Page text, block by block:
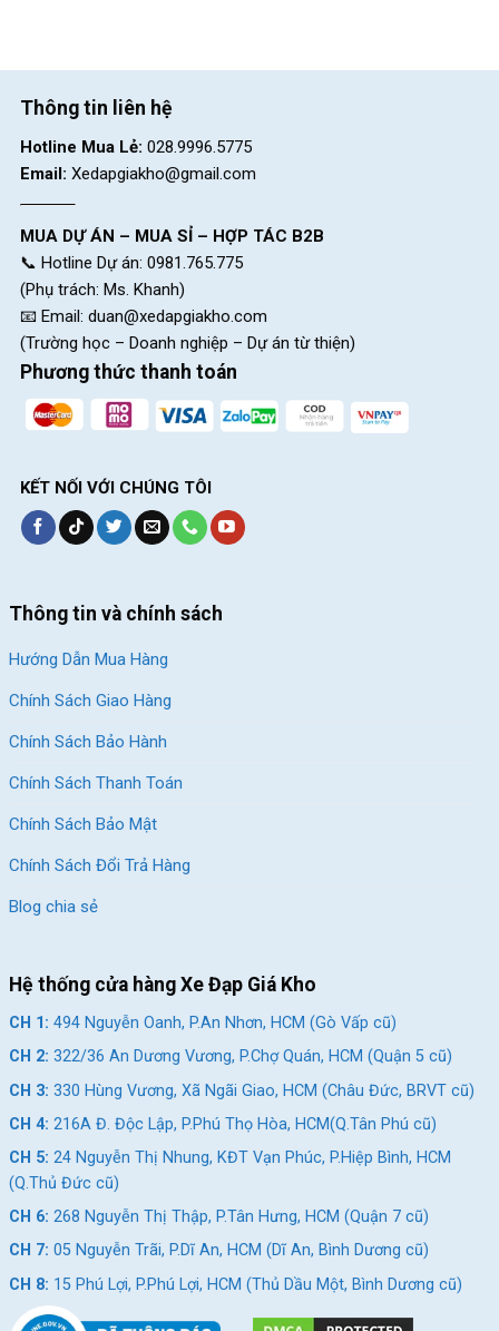
Sên xe/Chain
HỆ THỐNG BÁNH
Căm/Spokes
Lốp xe/Tires Innova IA-2094, 12×2.25″
Bánh xe phụ
KÍCH THƯỚC
Tải trọng
Animator F/W 12 2022 – QT
nhập khẩu chính hãng với giá thành tốt nhất đến với khách
hàng.
"hinh-anh-dia-chi-chan-trang-san-pham"
Thông tin liên hệ
Hotline Mua Lẻ: 028.9996.5775
Email: Xedapgiakho@gmail.com
MUA DỰ ÁN – MUA SỈ – HỢP TÁC B2B
📞 Hotline Dự án: 0981.765.775
(Phụ trách: Ms. Khanh)
📧 Email: duan@xedapgiakho.com
(Trường học – Doanh nghiệp – Dự án từ thiện)
Phương thức thanh toán
KẾT NỐI VỚI CHÚNG TÔI
Thông tin và chính sách
Hướng Dẫn Mua Hàng
Chính Sách Giao Hàng
Chính Sách Bảo Hành
Chính Sách Thanh Toán
Chính Sách Bảo Mật
Chính Sách Đổi Trả Hàng
Blog chia sẻ
Hệ thống cửa hàng Xe Đạp Giá Kho
CH 1: 494 Nguyễn Oanh, P.An Nhơn, HCM (Gò Vấp cũ)
CH 2: 322/36 An Dương Vương, P.Chợ Quán, HCM (Quận 5 cũ)
CH 3: 330 Hùng Vương, Xã Ngãi Giao, HCM (Châu Đức, BRVT cũ)
CH 4: 216A Đ. Độc Lập, P.Phú Thọ Hòa, HCM(Q.Tân Phú cũ)
CH 5: 24 Nguyễn Thị Nhung, KĐT Vạn Phúc, P.Hiệp Bình, HCM
(Q.Thủ Đức cũ)
CH 6: 268 Nguyễn Thị Thập, P.Tân Hưng, HCM (Quận 7 cũ)
CH 7: 05 Nguyễn Trãi, P.Dĩ An, HCM (Dĩ An, Bình Dương cũ)
CH 8: 15 Phú Lợi, P.Phú Lợi, HCM (Thủ Dầu Một, Bình Dương cũ)